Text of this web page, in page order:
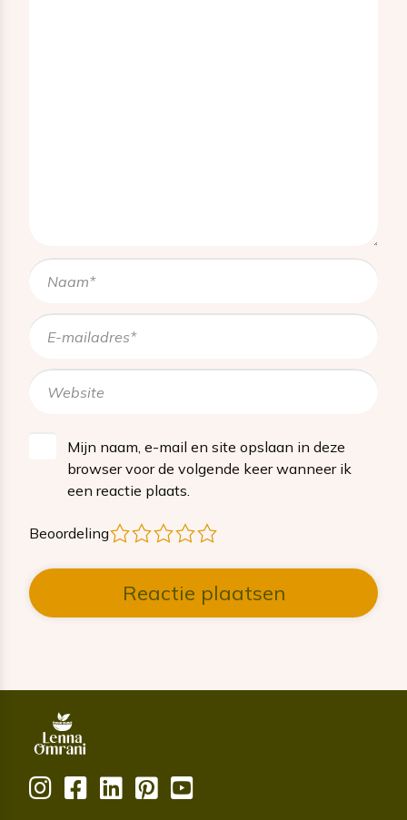
Mijn naam, e-mail en site opslaan in deze
browser voor de volgende keer wanneer ik
een reactie plaats.
Beoordeling 4
3
2
1